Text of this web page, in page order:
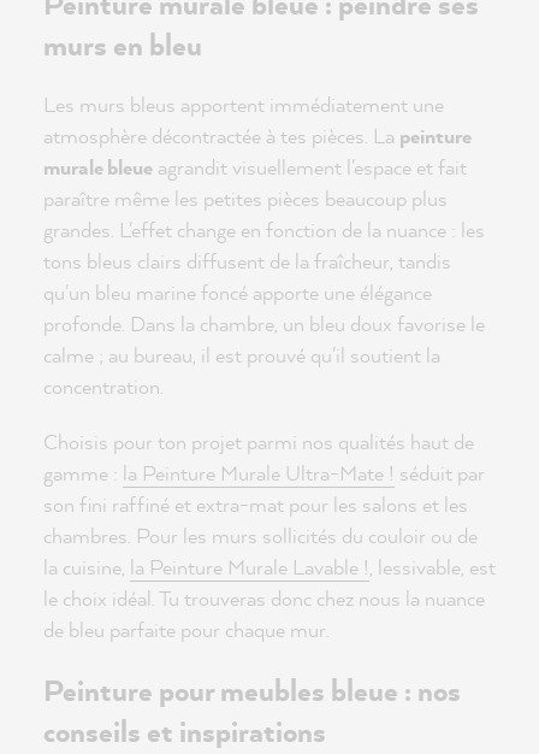
murs en bleu
Les murs bleus apportent immédiatement une
atmosphère décontractée à tes pièces. La peinture
murale bleue agrandit visuellement l'espace et fait
paraître même les petites pièces beaucoup plus
grandes. L'effet change en fonction de la nuance : les
tons bleus clairs diffusent de la fraîcheur, tandis
qu'un bleu marine foncé apporte une élégance
profonde. Dans la chambre, un bleu doux favorise le
calme ; au bureau, il est prouvé qu'il soutient la
concentration.
Choisis pour ton projet parmi nos qualités haut de
gamme : la Peinture Murale Ultra-Mate ! séduit par
son fini raffiné et extra-mat pour les salons et les
chambres. Pour les murs sollicités du couloir ou de
la cuisine, la Peinture Murale Lavable !, lessivable, est
le choix idéal. Tu trouveras donc chez nous la nuance
de bleu parfaite pour chaque mur.
Peinture pour meubles bleue : nos
conseils et inspirations